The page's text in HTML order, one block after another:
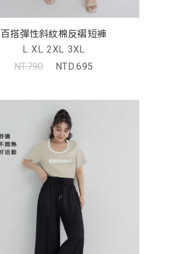
百搭彈性斜紋棉反褶短褲
L XL 2XL 3XL
NT.790
NTD.695